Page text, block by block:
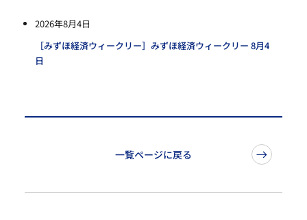
2026年8月4日
［みずほ経済ウィークリー］みずほ経済ウィークリー 8月4
日
一覧ページに戻る